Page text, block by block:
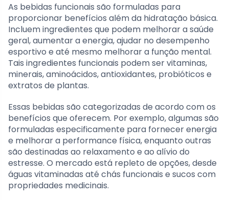
As bebidas funcionais são formuladas para
proporcionar benefícios além da hidratação básica.
Incluem ingredientes que podem melhorar a saúde
geral, aumentar a energia, ajudar no desempenho
esportivo e até mesmo melhorar a função mental.
Tais ingredientes funcionais podem ser vitaminas,
minerais, aminoácidos, antioxidantes, probióticos e
extratos de plantas.
Essas bebidas são categorizadas de acordo com os
benefícios que oferecem. Por exemplo, algumas são
formuladas especificamente para fornecer energia
e melhorar a performance física, enquanto outras
são destinadas ao relaxamento e ao alívio do
estresse. O mercado está repleto de opções, desde
águas vitaminadas até chás funcionais e sucos com
propriedades medicinais.